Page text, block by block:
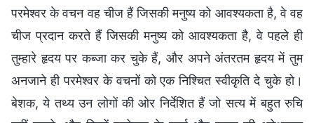
परमेश्वर के वचन वह चीज हैं जिसकी मनुष्य को आवश्यकता है, वे वह
चीज प्रदान करते हैं जिसकी मनुष्य को आवश्यकता है, वे पहले ही
तुम्हारे हृदय पर कब्जा कर चुके हैं, और अपने अंतरतम हृदय में तुम
अनजाने ही परमेश्वर के वचनों को एक निश्चित स्वीकृति दे चुके हो।
बेशक, ये तथ्य उन लोगों की ओर निर्देशित हैं जो सत्य में बहुत रुचि